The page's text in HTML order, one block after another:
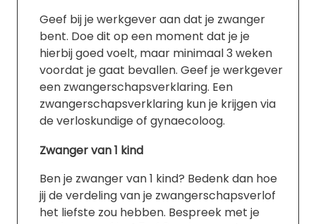
Geef bij je werkgever aan dat je zwanger
bent. Doe dit op een moment dat je je
hierbij goed voelt, maar minimaal 3 weken
voordat je gaat bevallen. Geef je werkgever
een zwangerschapsverklaring. Een
zwangerschapsverklaring kun je krijgen via
de verloskundige of gynaecoloog.
Zwanger van 1 kind
Ben je zwanger van 1 kind? Bedenk dan hoe
jij de verdeling van je zwangerschapsverlof
het liefste zou hebben. Bespreek met je